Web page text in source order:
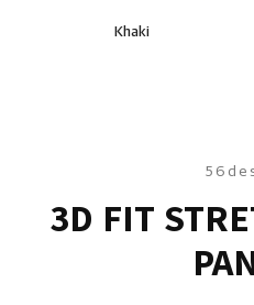
Khaki
3D FIT